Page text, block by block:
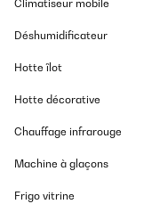
Climatiseur mobile
Déshumidificateur
Hotte îlot
Hotte décorative
Chauffage infrarouge
Machine à glaçons
Frigo vitrine